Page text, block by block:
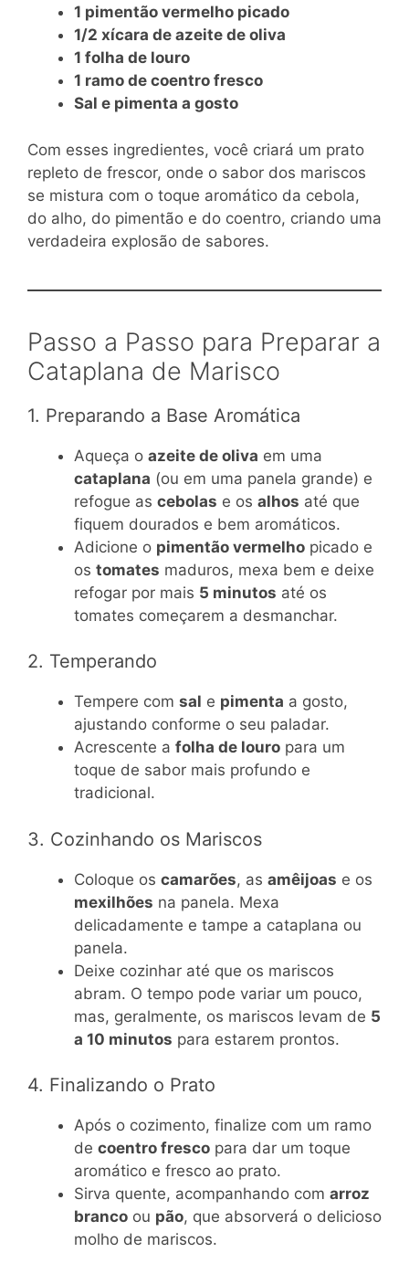
1 pimentão vermelho picado
1/2 xícara de azeite de oliva
1 folha de louro
1 ramo de coentro fresco
Sal e pimenta a gosto
Com esses ingredientes, você criará um prato
repleto de frescor, onde o sabor dos mariscos
se mistura com o toque aromático da cebola,
do alho, do pimentão e do coentro, criando uma
verdadeira explosão de sabores.
Passo a Passo para Preparar a
Cataplana de Marisco
1. Preparando a Base Aromática
Aqueça o azeite de oliva em uma
cataplana (ou em uma panela grande) e
refogue as cebolas e os alhos até que
fiquem dourados e bem aromáticos.
Adicione o pimentão vermelho picado e
os tomates maduros, mexa bem e deixe
refogar por mais 5 minutos até os
tomates começarem a desmanchar.
2. Temperando
Tempere com sal e pimenta a gosto,
ajustando conforme o seu paladar.
Acrescente a folha de louro para um
toque de sabor mais profundo e
tradicional.
3. Cozinhando os Mariscos
Coloque os camarões, as amêijoas e os
mexilhões na panela. Mexa
delicadamente e tampe a cataplana ou
panela.
Deixe cozinhar até que os mariscos
abram. O tempo pode variar um pouco,
mas, geralmente, os mariscos levam de 5
a 10 minutos para estarem prontos.
4. Finalizando o Prato
Após o cozimento, finalize com um ramo
de coentro fresco para dar um toque
aromático e fresco ao prato.
Sirva quente, acompanhando com arroz
branco ou pão, que absorverá o delicioso
molho de mariscos.